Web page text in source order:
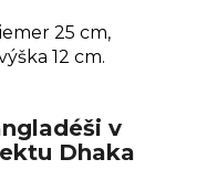
25 cm,
12 cm.
v
Dhaka